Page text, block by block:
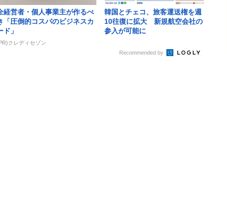
経営者・個人事業主が作るべ
「圧倒的コスパのビジネスカ
ド」
クレディセゾン
韓国とチェコ、旅客運送権を週
10往復に拡大 新規航空会社の
参入が可能に
Recommended by